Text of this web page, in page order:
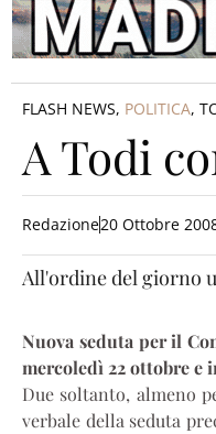
FLASH NEWS, POLITICA,
A Todi
Redazione20 Ottobre
All'ordine del giorno
Nuova seduta per il
mercoledì 22 ottobre e
Due soltanto, almeno
verbale della seduta